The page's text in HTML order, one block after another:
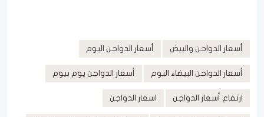
أسعار الدواجن والبيض أسعار الدواجن اليوم
أسعار الدواجن البيضاء اليوم أسعار الدواجن يوم بيوم
ارتفاع أسعار الدواجن اسعار الدواجن